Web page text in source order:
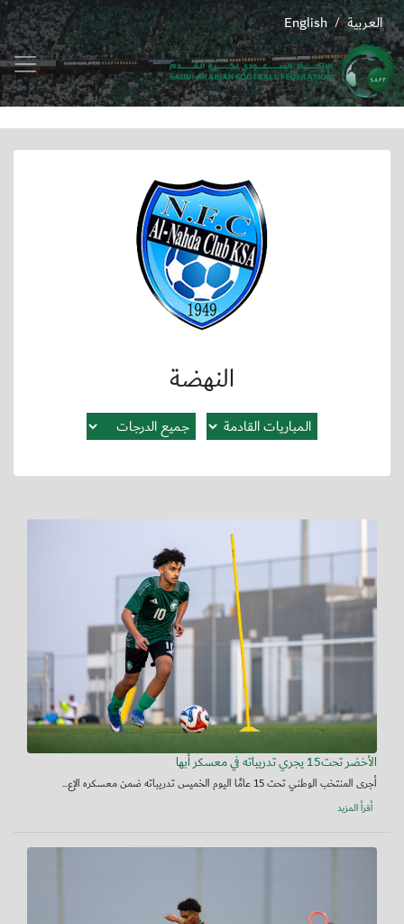
English / العربية
النهضة
الأخضر تحت15 يجري تدريباته في معسكر أبها
أجرى المنتخب الوطني تحت 15 عامًا اليوم الخميس تدريباته ضمن معسكره الإع...
أقرأ المزيد